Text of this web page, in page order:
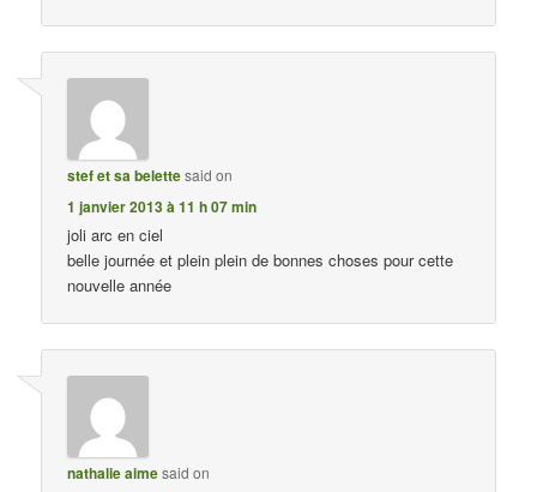
stef et sa belettesaid on
1 janvier 2013 à 11 h 07 min
joli arc en ciel
belle journée et plein plein de bonnes choses pour cette
nouvelle année
nathalie aimesaid on